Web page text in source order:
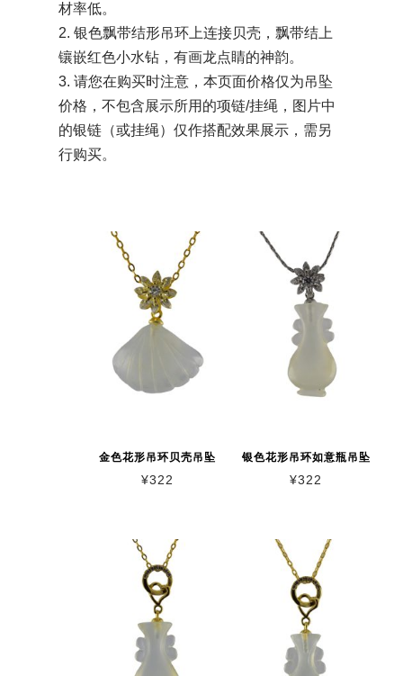
材率低。
2. 银色飘带结形吊环上连接贝壳，飘带结上
镶嵌红色小水钻，有画龙点睛的神韵。
3. 请您在购买时注意，本页面价格仅为吊坠
价格，不包含展示所用的项链/挂绳，图片中
的银链（或挂绳）仅作搭配效果展示，需另
行购买。
金色花形吊环贝壳吊坠
¥322
银色花形吊环如意瓶吊坠
¥322